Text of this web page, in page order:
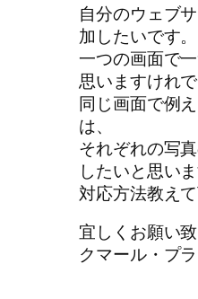
自分のウェブ
加したいです。
一つの画面で
思いますけれで
同じ画面で例
は、
それぞれの写
したいと思いま
対応方法教え
宜しくお願い致
クマール・プ